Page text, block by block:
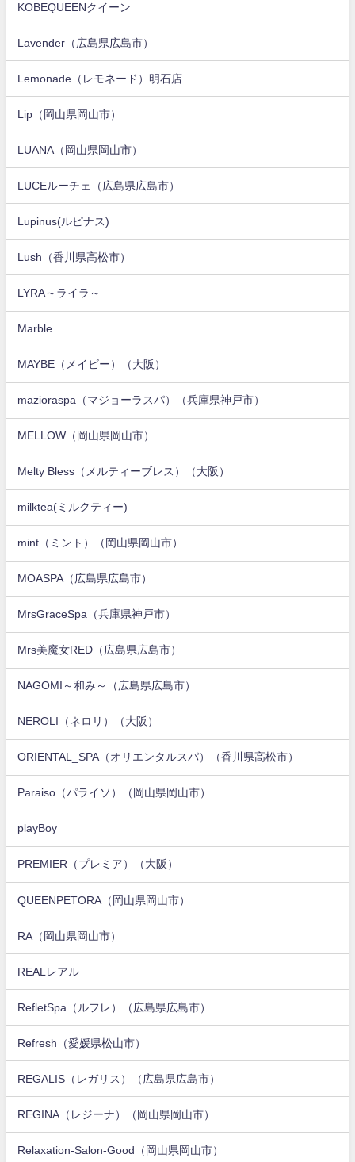
KOBEQUEENクイーン
Lavender（広島県広島市）
Lemonade（レモネード）明石店
Lip（岡山県岡山市）
LUANA（岡山県岡山市）
LUCEルーチェ（広島県広島市）
Lupinus(ルピナス)
Lush（香川県高松市）
LYRA～ライラ～
Marble
MAYBE（メイビー）（大阪）
mazioraspa（マジョーラスパ）（兵庫県神戸市）
MELLOW（岡山県岡山市）
Melty Bless（メルティーブレス）（大阪）
milktea(ミルクティー)
mint（ミント）（岡山県岡山市）
MOASPA（広島県広島市）
MrsGraceSpa（兵庫県神戸市）
Mrs美魔女RED（広島県広島市）
NAGOMI～和み～（広島県広島市）
NEROLI（ネロリ）（大阪）
ORIENTAL_SPA（オリエンタルスパ）（香川県高松市）
Paraiso（パライソ）（岡山県岡山市）
playBoy
PREMIER（プレミア）（大阪）
QUEENPETORA（岡山県岡山市）
RA（岡山県岡山市）
REALレアル
RefletSpa（ルフレ）（広島県広島市）
Refresh（愛媛県松山市）
REGALIS（レガリス）（広島県広島市）
REGINA（レジーナ）（岡山県岡山市）
Relaxation-Salon-Good（岡山県岡山市）